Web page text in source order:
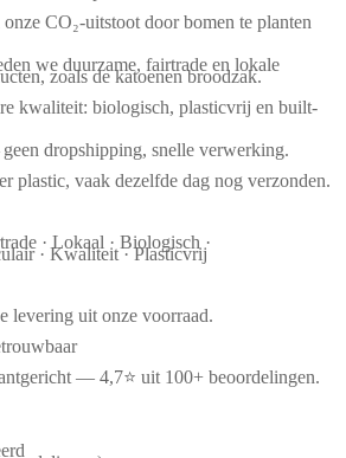
onze CO₂-uitstoot door bomen te planten
we duurzame, fairtrade en lokale
zoals de katoenen broodzak.
kwaliteit: biologisch, plasticvrij en built-
dropshipping, snelle verwerking.
plastic, vaak dezelfde dag nog verzonden.
· Lokaal · Biologisch ·
· Kwaliteit · Plasticvrij
levering uit onze voorraad.
— 4,7⭐ uit 100+ beoordelingen.